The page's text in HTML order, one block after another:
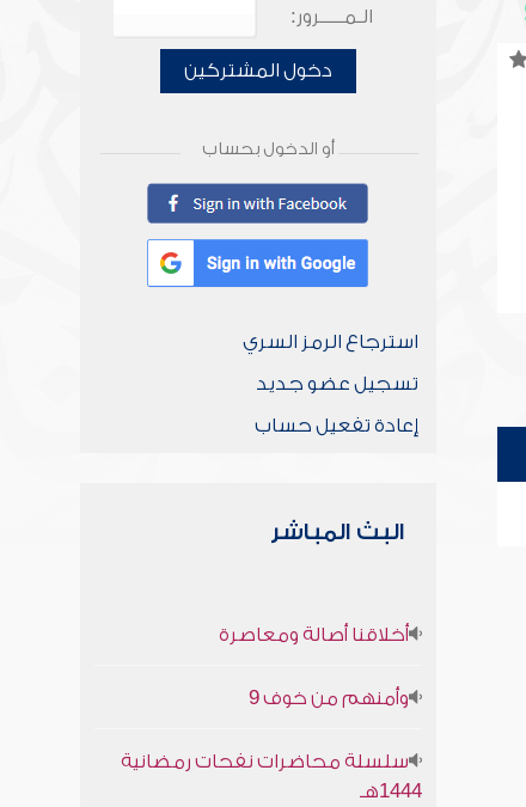
الـمـــــرور:
دخول المشتركين
أو الدخول بحساب
استرجاع الرمز السري
تسجيل عضو جديد
إعادة تفعيل حساب
البث المباشر
أخلاقنا أصالة ومعاصرة
وأمنهم من خوف 9
سلسلة محاضرات نفحات رمضانية
1444هـ